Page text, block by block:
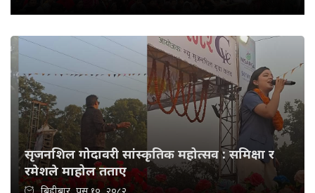
सृजनशिल गोदावरी सांस्कृतिक महोत्सव : समिक्षा र
रमेशले माहोल तताए